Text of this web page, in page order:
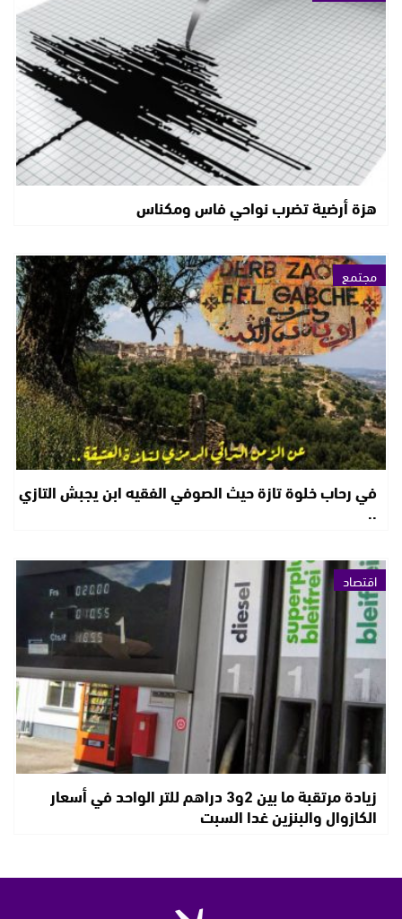
هزة أرضية تضرب نواحي فاس ومكناس
مجتمع
في رحاب خلوة تازة حيث الصوفي الفقيه ابن يجبش التازي
..
اقتصاد
زيادة مرتقبة ما بين 2و3 دراهم للتر الواحد في أسعار
الكازوال والبنزين غدا السبت